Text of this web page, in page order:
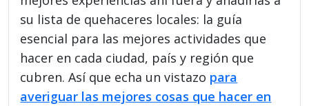
su lista de quehaceres locales: la guía
esencial para las mejores actividades que
hacer en cada ciudad, país y región que
cubren. Así que echa un vistazo para
averiguar las mejores cosas que hacer en